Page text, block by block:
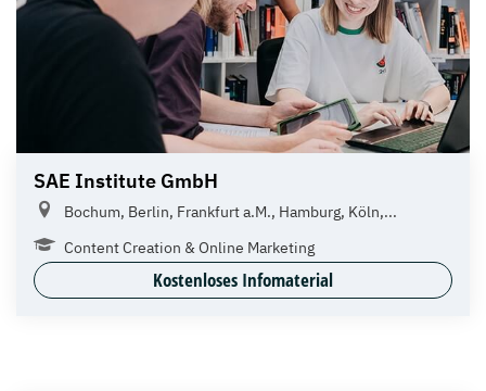
SAE Institute GmbH
Bochum, Berlin, Frankfurt a.M., Hamburg, Köln,...
Content Creation & Online Marketing
Kostenloses Infomaterial